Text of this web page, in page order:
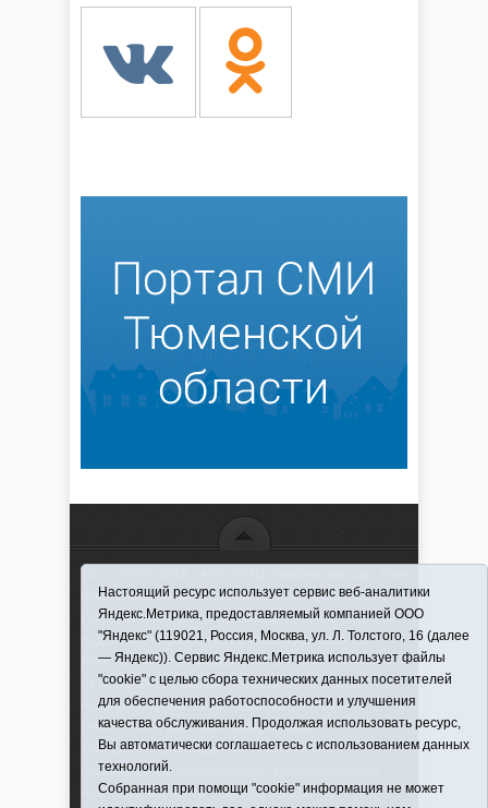
использовании материалов ссылка обязательна
Информационная лента выходит при финансовой
поддержке правительства Тюменской области
Регистрационный номер СМИ ЭЛ № ФС 77-66066
от 10.06. 2016 г. выдано Федеральной службой по
надзору в сфере связи, информационных
технологий и массовых коммуникаций.
Учредитель (соучредители) Автономная
некоммерческая организация "Информационно-
издательский центр "Красная звезда"" (627570,
Настоящий ресурс использует сервис веб-аналитики
Яндекс.Метрика, предоставляемый компанией ООО
"Яндекс" (119021, Россия, Москва, ул. Л. Толстого, 16 (далее
— Яндекс)). Сервис Яндекс.Метрика использует файлы
"cookie" с целью сбора технических данных посетителей
для обеспечения работоспособности и улучшения
качества обслуживания. Продолжая использовать ресурс,
Вы автоматически соглашаетесь с использованием данных
технологий.
Собранная при помощи "cookie" информация не может